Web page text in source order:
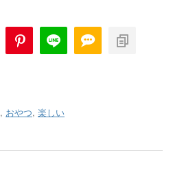
, おやつ, 楽しい